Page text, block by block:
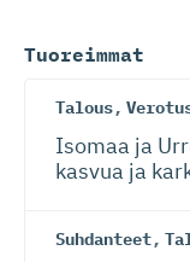
Tuoreimmat
Talous,
Isomaa ja
kasvua ja
Suhdanteet,